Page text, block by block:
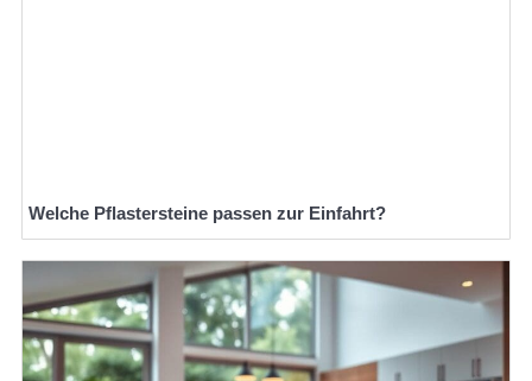
Welche Pflastersteine passen zur Einfahrt?